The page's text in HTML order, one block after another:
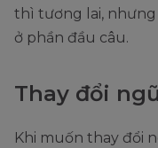
thì tương lai, nhưng
ở phần đầu câu.
Thay đổi
Khi muốn thay đổi